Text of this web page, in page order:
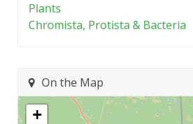
Plants
Chromista, Protista & Bacteria
On the Map
+